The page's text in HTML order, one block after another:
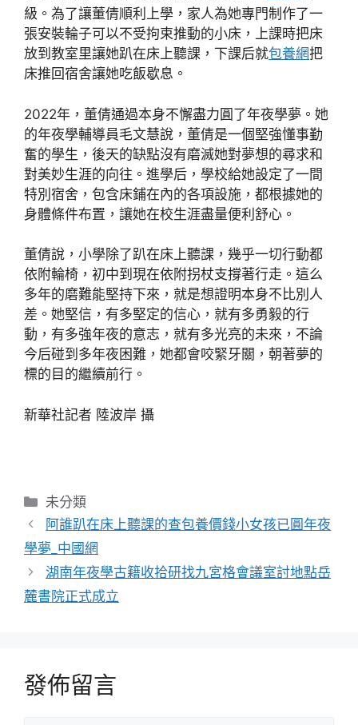
級。為了讓董倩順利上學，家人為她專門制作了一
張安裝輪子可以不受拘束推動的小床，上課時把床
放到教室里讓她趴在床上聽課，下課后就包養網把
床推回宿舍讓她吃飯歇息。
2022年，董倩通過本身不懈盡力圓了年夜學夢。她
的年夜學輔導員毛文慧說，董倩是一個堅強懂事勤
奮的學生，後天的缺點沒有磨滅她對夢想的尋求和
對美妙生涯的向往。進學后，學校給她設定了一間
特別宿舍，包含床鋪在內的各項設施，都根據她的
身體條件布置，讓她在校生涯盡量便利舒心。
董倩說，小學除了趴在床上聽課，幾乎一切行動都
依附輪椅，初中到現在依附拐杖支撐著行走。這么
多年的磨難能堅持下來，就是想證明本身不比別人
差。她堅信，有多堅定的信心，就有多勇毅的行
動，有多強年夜的意志，就有多光亮的未來，不論
今后碰到多年夜困難，她都會咬緊牙關，朝著夢的
標的目的繼續前行。
新華社記者 陸波岸 攝
分
類
未分類
阿誰趴在床上聽課的查包養價錢小女孩已圓年夜
學夢_中國網
湖南年夜學古籍收拾研找九宮格會議室討地點岳
麓書院正式成立
發佈留言